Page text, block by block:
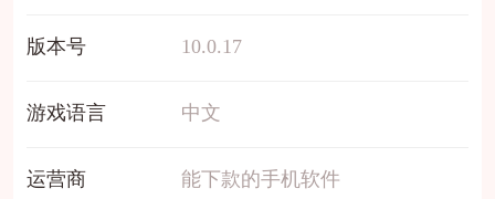
版本号 10.0.17
游戏语言 中文
运营商 能下款的手机软件